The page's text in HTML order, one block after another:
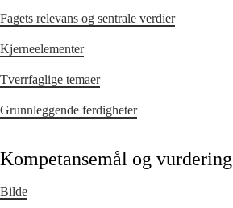
Fagets relevans og sentrale verdier
Kjerneelementer
Tverrfaglige temaer
Grunnleggende ferdigheter
Kompetansemål og vurdering
Bilde